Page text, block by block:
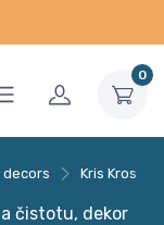
0
decors Kris Kros
čistotu, dekor